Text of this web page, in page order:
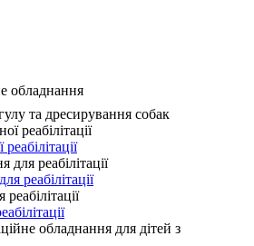
обладнання
та дресирування собак
реабілітації